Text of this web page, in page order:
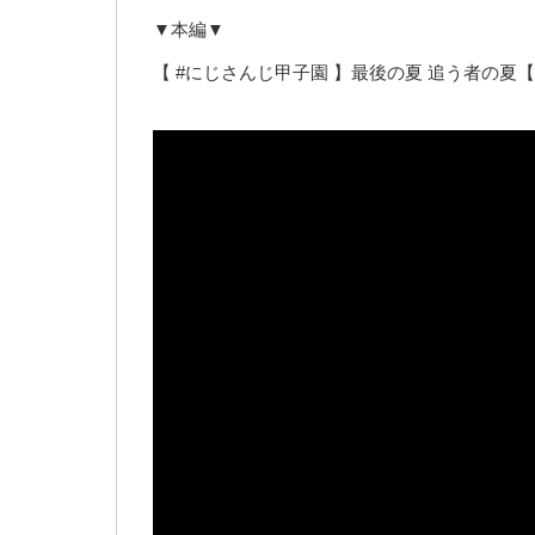
▼本編▼
【 #にじさんじ甲子園 】最後の夏 追う者の夏